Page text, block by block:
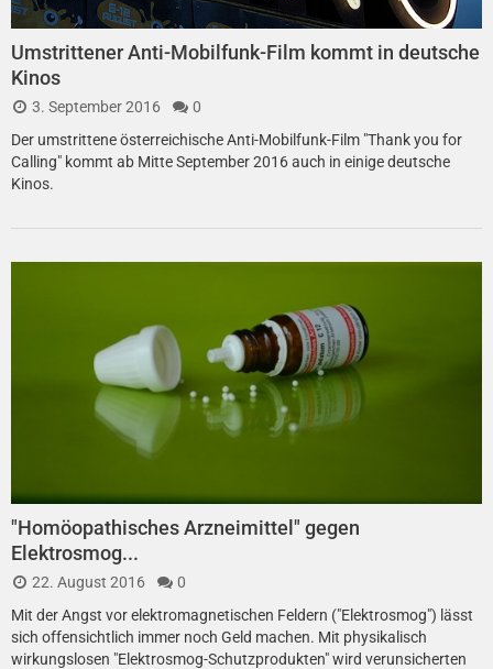
Umstrittener Anti-Mobilfunk-Film kommt in deutsche
Kinos
3. September 2016
0
Der umstrittene österreichische Anti-Mobilfunk-Film "Thank you for
Calling" kommt ab Mitte September 2016 auch in einige deutsche
Kinos.
"Homöopathisches Arzneimittel" gegen
Elektrosmog...
22. August 2016
0
Mit der Angst vor elektromagnetischen Feldern ("Elektrosmog") lässt
sich offensichtlich immer noch Geld machen. Mit physikalisch
wirkungslosen "Elektrosmog-Schutzprodukten" wird verunsicherten